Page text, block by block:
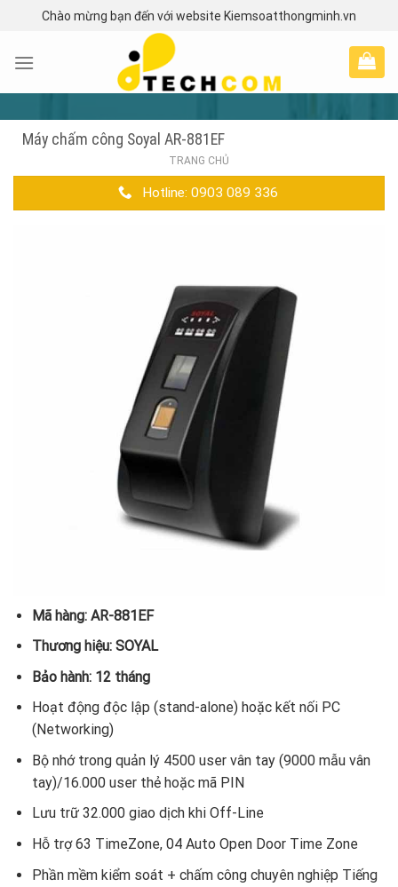
content
Chào mừng bạn đến với website Kiemsoatthongminh.vn
Máy chấm công Soyal AR-881EF
TRANG CHỦ
Hotline: 0903 089 336
Mã hàng: AR-881EF
Thương hiệu: SOYAL
Bảo hành: 12 tháng
Hoạt động độc lập (stand-alone) hoặc kết nối PC
(Networking)
Bộ nhớ trong quản lý 4500 user vân tay (9000 mẫu vân
tay)/16.000 user thẻ hoặc mã PIN
Lưu trữ 32.000 giao dịch khi Off-Line
Hỗ trợ 63 TimeZone, 04 Auto Open Door Time Zone
Phần mềm kiểm soát + chấm công chuyên nghiệp Tiếng